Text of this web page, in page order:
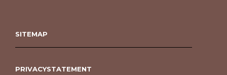
SITEMAP
PRIVACYSTATEMENT